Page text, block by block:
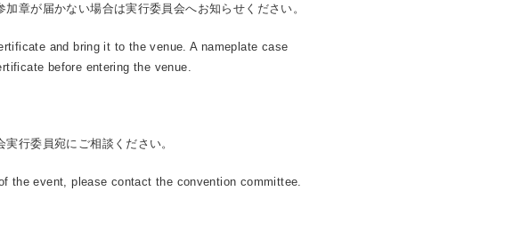
章が届かない場合は実行委員会へお知らせください。
and bring it to the venue. A nameplate case
before entering the venue.
実行委員宛にご相談ください。
the event, please contact the convention committee.